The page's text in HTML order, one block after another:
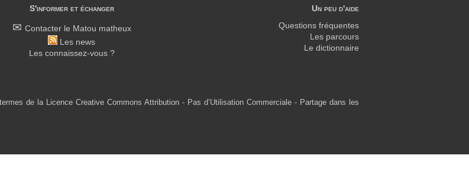
S'informer et échanger
Contacter le Matou matheux
Les news
Les connaissez-vous ?
Un peu d'aide
Questions fréquentes
Les parcours
Le dictionnaire
de la Licence Creative Commons Attribution - Pas d’Utilisation Commerciale - Partage dans les